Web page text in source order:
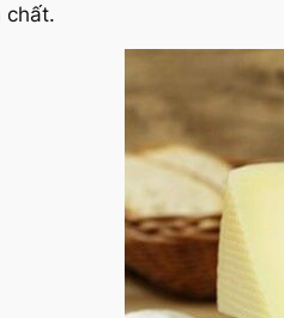
chất.